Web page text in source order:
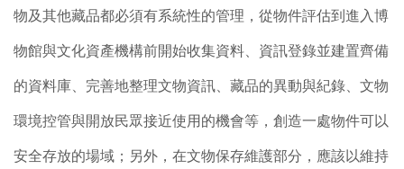
物及其他藏品都必須有系統性的管理，從物件評估到進入博
物館與文化資產機構前開始收集資料、資訊登錄並建置齊備
的資料庫、完善地整理文物資訊、藏品的異動與紀錄、文物
環境控管與開放民眾接近使用的機會等，創造一處物件可以
安全存放的場域；另外，在文物保存維護部分，應該以維持